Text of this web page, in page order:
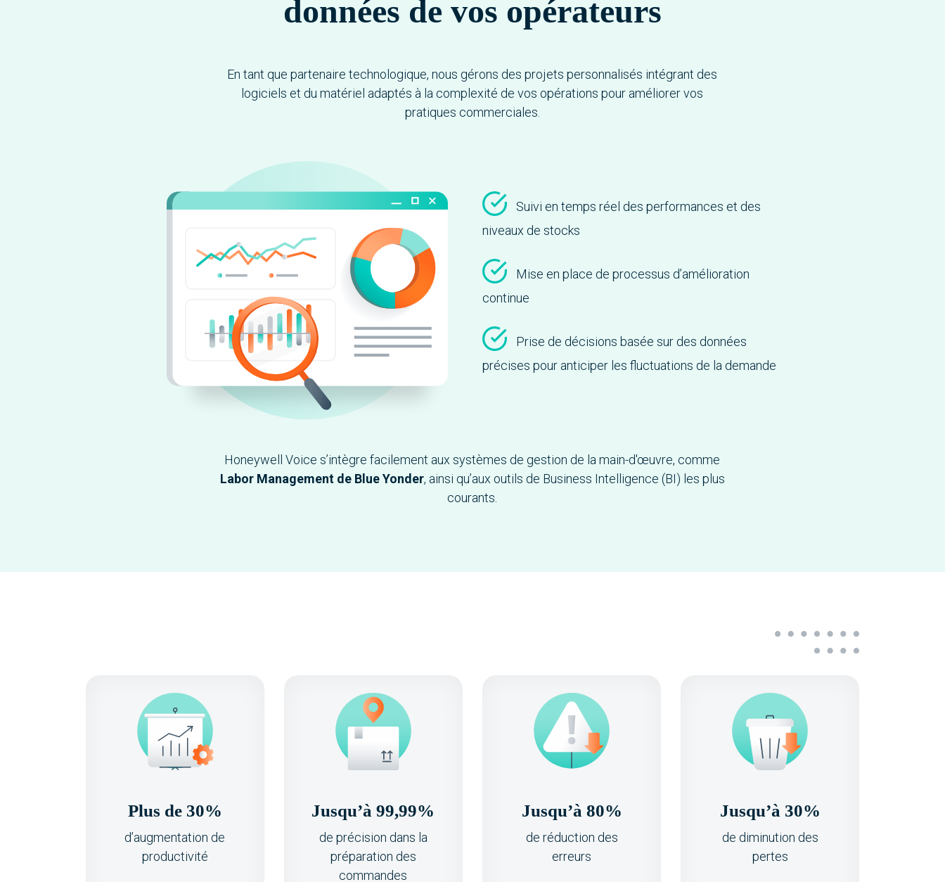
données de vos opérateurs
En tant que partenaire technologique, nous gérons des projets personnalisés intégrant des
logiciels et du matériel adaptés à la complexité de vos opérations pour améliorer vos
pratiques commerciales.
Suivi en temps réel des performances et des
niveaux de stocks
Mise en place de processus d’amélioration
continue
Prise de décisions basée sur des données
précises pour anticiper les fluctuations de la demande
Honeywell Voice s’intègre facilement aux systèmes de gestion de la main-d'œuvre, comme
Labor Management de Blue Yonder, ainsi qu’aux outils de Business Intelligence (BI) les plus
courants.
Plus de 30%
d’augmentation de
productivité
Jusqu’à 99,99%
de précision dans la
préparation des
commandes
Jusqu’à 80%
de réduction des
erreurs
Jusqu’à 30%
de diminution des
pertes